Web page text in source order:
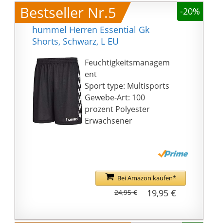
Bestseller Nr.5
-20%
hummel Herren Essential Gk
Shorts, Schwarz, L EU
Feuchtigkeitsmanagem
ent
Sport type: Multisports
Gewebe-Art: 100
prozent Polyester
Erwachsener
Bei Amazon kaufen*
19,95 €
24,95 €